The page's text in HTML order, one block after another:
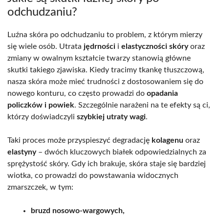
odchudzaniu?
Luźna skóra po odchudzaniu to problem, z którym mierzy
się wiele osób. Utrata jędrności i elastyczności skóryoraz
zmiany w owalnym kształcie twarzy stanowią główne
skutki takiego zjawiska. Kiedy tracimy tkankę tłuszczową,
nasza skóra może mieć trudności z dostosowaniem się do
nowego konturu, co często prowadzi do opadania
policzków i powiek. Szczególnie narażeni na te efekty są ci,
którzy doświadczyli szybkiej utraty wagi.
Taki proces może przyspieszyć degradację kolagenu oraz
elastyny– dwóch kluczowych białek odpowiedzialnych za
sprężystość skóry. Gdy ich brakuje, skóra staje się bardziej
wiotka, co prowadzi do powstawania widocznych
zmarszczek, w tym:
bruzd nosowo-wargowych,